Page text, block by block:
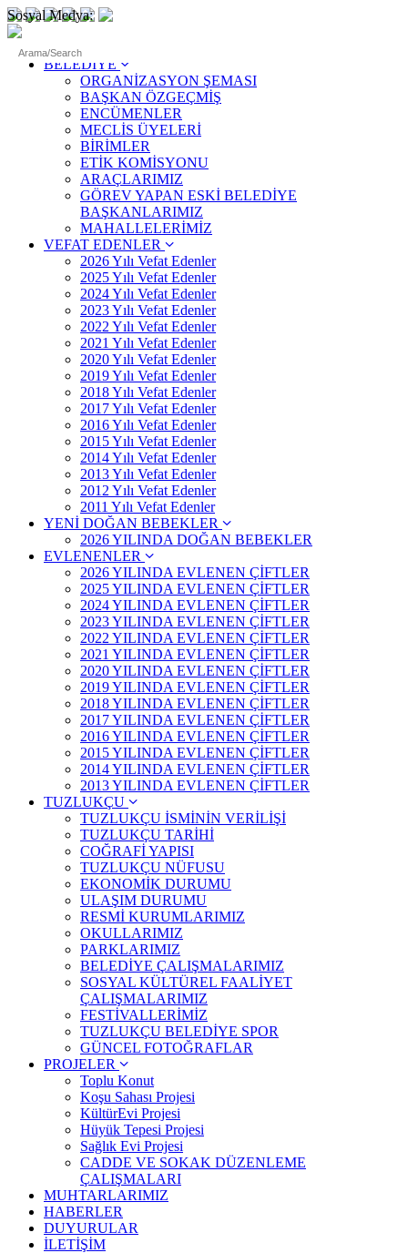
Sosyal Medya:
ANASAYFA
BELEDİYE
ORGANİZASYON ŞEMASI
BAŞKAN ÖZGEÇMİŞ
ENCÜMENLER
MECLİS ÜYELERİ
BİRİMLER
ETİK KOMİSYONU
ARAÇLARIMIZ
GÖREV YAPAN ESKİ BELEDİYE
BAŞKANLARIMIZ
MAHALLELERİMİZ
VEFAT EDENLER
2026 Yılı Vefat Edenler
2025 Yılı Vefat Edenler
2024 Yılı Vefat Edenler
2023 Yılı Vefat Edenler
2022 Yılı Vefat Edenler
2021 Yılı Vefat Edenler
2020 Yılı Vefat Edenler
2019 Yılı Vefat Edenler
2018 Yılı Vefat Edenler
2017 Yılı Vefat Edenler
2016 Yılı Vefat Edenler
2015 Yılı Vefat Edenler
2014 Yılı Vefat Edenler
2013 Yılı Vefat Edenler
2012 Yılı Vefat Edenler
2011 Yılı Vefat Edenler
YENİ DOĞAN BEBEKLER
2026 YILINDA DOĞAN BEBEKLER
EVLENENLER
2026 YILINDA EVLENEN ÇİFTLER
2025 YILINDA EVLENEN ÇİFTLER
2024 YILINDA EVLENEN ÇİFTLER
2023 YILINDA EVLENEN ÇİFTLER
2022 YILINDA EVLENEN ÇİFTLER
2021 YILINDA EVLENEN ÇİFTLER
2020 YILINDA EVLENEN ÇİFTLER
2019 YILINDA EVLENEN ÇİFTLER
2018 YILINDA EVLENEN ÇİFTLER
2017 YILINDA EVLENEN ÇİFTLER
2016 YILINDA EVLENEN ÇİFTLER
2015 YILINDA EVLENEN ÇİFTLER
2014 YILINDA EVLENEN ÇİFTLER
2013 YILINDA EVLENEN ÇİFTLER
TUZLUKÇU
TUZLUKÇU İSMİNİN VERİLİŞİ
TUZLUKÇU TARİHİ
COĞRAFİ YAPISI
TUZLUKÇU NÜFUSU
EKONOMİK DURUMU
ULAŞIM DURUMU
RESMİ KURUMLARIMIZ
OKULLARIMIZ
PARKLARIMIZ
BELEDİYE ÇALIŞMALARIMIZ
SOSYAL KÜLTÜREL FAALİYET
ÇALIŞMALARIMIZ
FESTİVALLERİMİZ
TUZLUKÇU BELEDİYE SPOR
GÜNCEL FOTOĞRAFLAR
PROJELER
Toplu Konut
Koşu Sahası Projesi
KültürEvi Projesi
Hüyük Tepesi Projesi
Sağlık Evi Projesi
CADDE VE SOKAK DÜZENLEME
ÇALIŞMALARI
MUHTARLARIMIZ
HABERLER
DUYURULAR
İLETİŞİM